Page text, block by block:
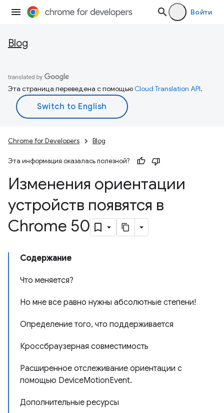
Войти
Blog
Эта страница переведена с помощьюCloud Translation API.
Chrome for Developers Blog
Эта информация оказалась полезной?
Изменения ориентации
устройств появятся в
Chrome 50
Содержание
Что меняется?
Но мне все равно нужны абсолютные степени!
Определение того, что поддерживается
Кроссбраузерная совместимость
Расширенное отслеживание ориентации с
помощью DeviceMotionEvent.
Дополнительные ресурсы